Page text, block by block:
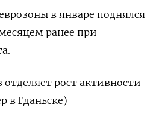
в январе поднялся
ранее при
рост активности
в Гданьске)